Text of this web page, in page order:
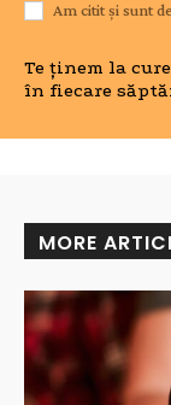
Am citit și sunt
Te ținem la
în fiecare
MORE